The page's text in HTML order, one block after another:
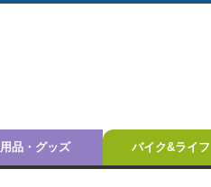
用品・グッズ バイク&ライフ